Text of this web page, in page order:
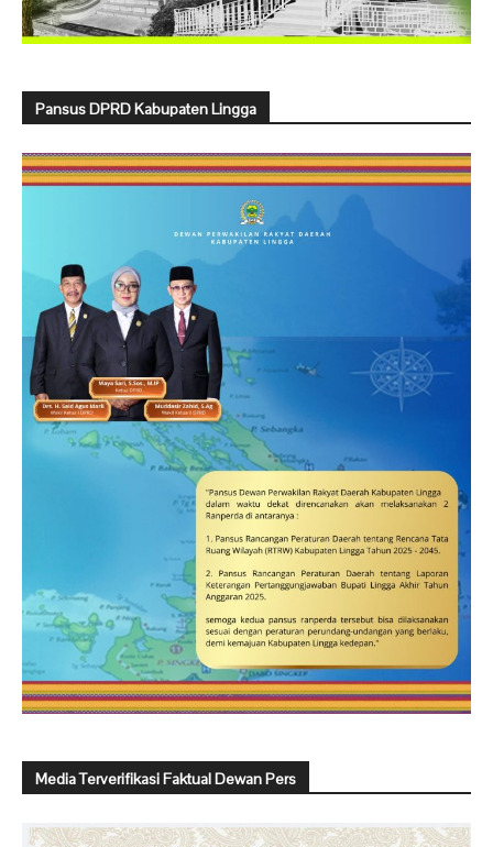
Pansus DPRD Kabupaten Lingga
Media Terverifikasi Faktual Dewan Pers